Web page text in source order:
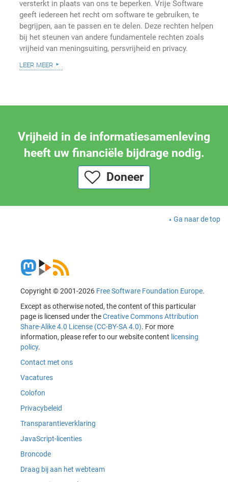
versterkt in plaats van ons te beperken. Vrije Software
geeft iedereen het recht om software te gebruiken, te
begrijpen, aan te passen en te delen. Deze rechten helpen
bij het steunen van andere fundamentele rechten zoals
vrijheid van meningsuiting, persvrijheid en privacy.
leer meer
Vrijheid in de informatiesamenleving
heeft uw financiële bijdrage nodig.
Doneer
Ga naar de top
Copyright © 2001-2026 Free Software Foundation Europe.
Except as otherwise noted, the content of this particular
page is licensed under theCreative Commons Attribution
Share-Alike 4.0 License (CC-BY-SA 4.0). For more
information, please refer to our website content licensing
policy.
Contact met ons
Vacatures
Colofon
Privacybeleid
Transparantieverklaring
JavaScript-licenties
Broncode
Draag bij aan het webteam